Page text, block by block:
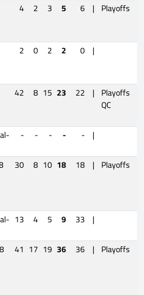
4 2 3 5 6 | Playoffs
2 0 2 2 0 |
42 8 15 23 22 | Playoffs
QC
- - - - - |
30 8 10 18 18 | Playoffs
13 4 5 9 33 |
41 17 19 36 36 | Playoffs